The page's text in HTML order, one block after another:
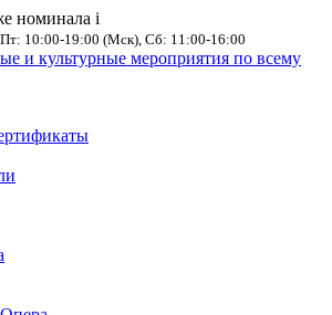
номинала i
10:00-19:00 (Мск), Сб: 11:00-16:00
и культурные мероприятия по всему